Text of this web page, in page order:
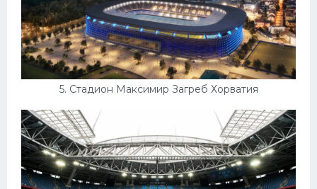
5. Стадион Максимир Загреб Хорватия